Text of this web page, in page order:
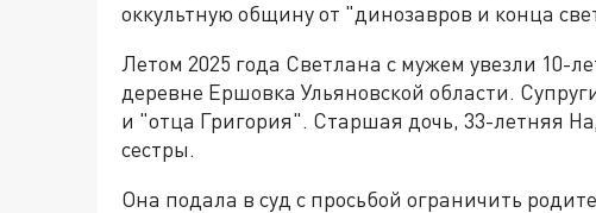
оккультную общину от "динозавров и конца
Летом 2025 года Светлана с мужем увезли
деревне Ершовка Ульяновской области.
и "отца Григория". Старшая дочь, 33-летняя
сестры.
Она подала в суд с просьбой ограничить